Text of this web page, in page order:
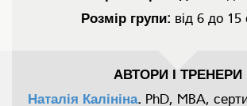
Розмір групи: від 6 до 15
АВТОРИ І ТРЕНЕРИ
Наталія Калініна. PhD, MBA,